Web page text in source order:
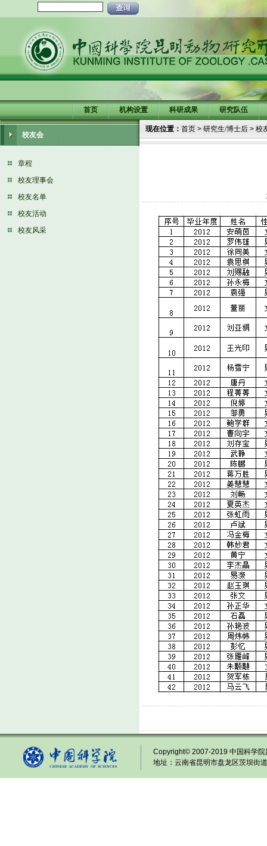
首页 机构设置 科研成果 研究队伍
校友会
章程
校友理事会
校友名单
校友活动
校友风采
现在位置： 首页 > 研究生/博士后 > 校
Copyright© 2007-2019 中国科学
地址：云南省昆明市盘龙区茨坝街